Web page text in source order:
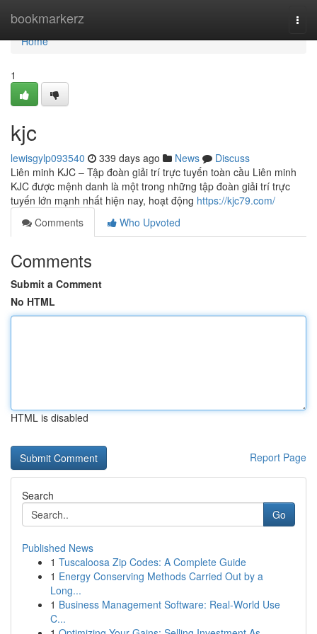
bookmarkerz
Home
Home
1
kjc
lewisgylp093540 339 days ago News
Discuss
Liên minh KJC – Tập đoàn giải trí trực tuyến toàn cầu Liên minh
KJC được mệnh danh là một trong những tập đoàn giải trí trực
tuyến lớn mạnh nhất hiện nay, hoạt động https://kjc79.com/
Comments
Who Upvoted
Comments
Submit a Comment
No HTML
HTML is disabled
Report Page
Search
Go
Published News
1 Tuscaloosa Zip Codes: A Complete Guide
1 Energy Conserving Methods Carried Out by a
Long...
1 Business Management Software: Real-World Use
C...